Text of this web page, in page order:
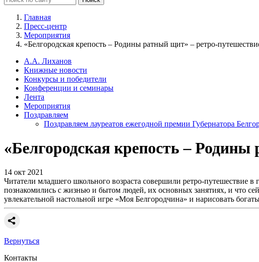
Главная
Пресс-центр
Мероприятия
«Белгородская крепость – Родины ратный щит» – ретро-
А.А. Лиханов
Книжные новости
Конкурсы и победители
Конференции и семинары
Лента
Мероприятия
Поздравляем
Поздравляем лауреатов ежегодной премии Губернатора
«Белгородская крепость –
14 окт 2021
Читатели младшего школьного возраста совершили ретро-путешествие
познакомились с жизнью и бытом людей, их основных занятиях, и что
увлекательной настольной игре «Моя Белгородчина» и нарисовать
Вернуться
Контакты